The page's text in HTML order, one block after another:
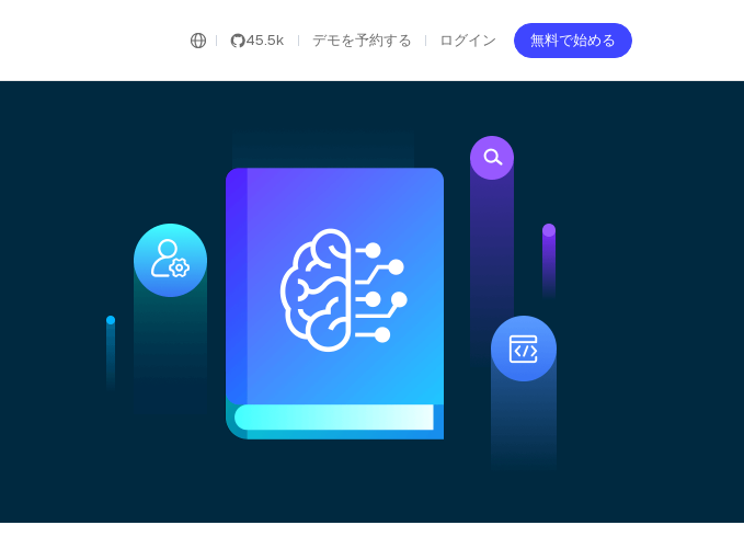
45.5k デモを予約する ログイン 無料で始める